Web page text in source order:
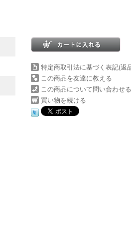
特定商取引法に基づく表記(返
この商品を友達に教える
この商品について問い合わせる
買い物を続ける